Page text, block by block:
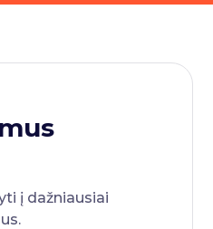
į dažniausiai